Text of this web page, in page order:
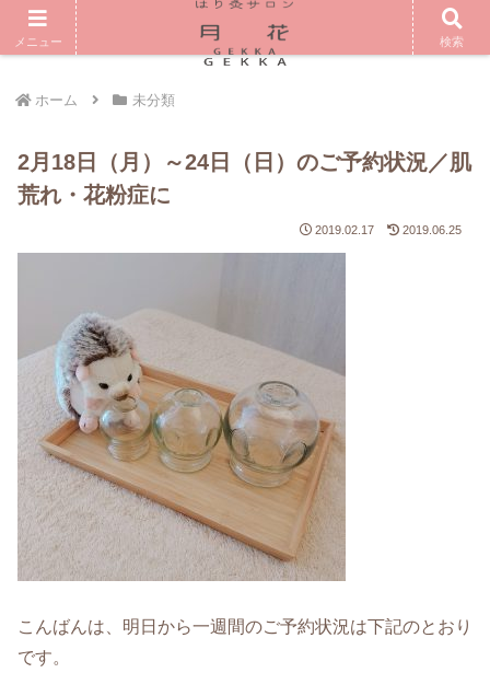
ホーム 未分類
2月18日（月）～24日（日）のご予約状況／肌
荒れ・花粉症に
2019.02.17 2019.06.25
こんばんは、明日から一週間のご予約状況は下記のとおり
です。
メニュー 検索